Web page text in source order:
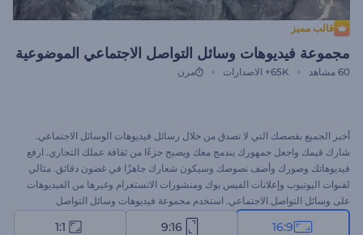
قالب مميز
مجموعة فيديوهات وسائل التواصل الاجتماعي الموضوعية
60 مشاهد 65K+ الاصدارات مرن
أخبر الجميع بقصصك التي لا تصدق من خلال رسائل فيديوهات الوسائل الاجتماعي.
شارك قيمك واجعل جمهورك يندمج معك ويصبح جزءًا من ثقافة عملك التجاري. ارفع
فيديوهاتك وصورك وأضف نصوصك وسيكون شعارك جاهزًا في غضون دقائق. مثالي
لقنوات اليوتيوب وإعلانات الفيس بوك ومنشورات الانستغرام وغيرها من الفيديوهات
على وسائل التواصل الاجتماعي. استخدم مجموعة فيديوهات وسائل التواصل
الاجتماعي الموضوعية لصناعة وتحرير ومشاركة فيديوهاتك. قم بتجربته الآن مجانًا!
16:9
9:16
1:1